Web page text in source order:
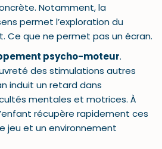
Notamment, la
permet l’exploration du
Ce que ne permet pas un écran.
psycho-moteur.
des stimulations autres
induit un retard dans
mentales et motrices. À
récupère rapidement ces
jeu et un environnement